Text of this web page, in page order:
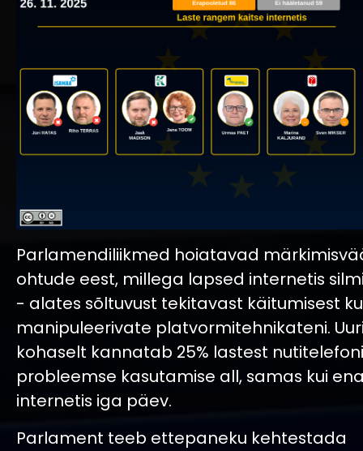
Parlamendiliikmed hoiatavad
ohtude eest, millega lapsed internetis
- alates sõltuvust tekitavast käitumisest
manipuleerivate platvormitehnikateni.
kohaselt kannatab 25% lastest
probleemse kasutamise all, samas kui
internetis iga päev.
Parlament teeb ettepaneku kehtestada